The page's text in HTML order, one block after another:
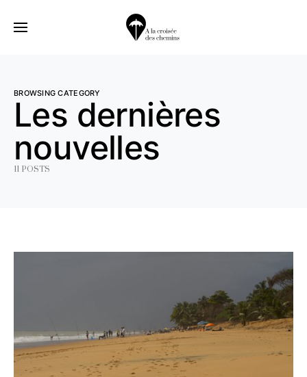
BROWSING CATEGORY
Les dernières
nouvelles
11 POSTS